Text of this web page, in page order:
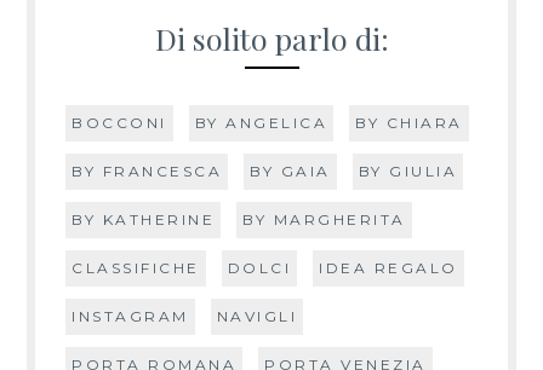
Di solito parlo di:
BOCCONI BY ANGELICA BY CHIARA
BY FRANCESCA BY GAIA BY GIULIA
BY KATHERINE BY MARGHERITA
CLASSIFICHE DOLCI IDEA REGALO
INSTAGRAM NAVIGLI
PORTA ROMANA PORTA VENEZIA